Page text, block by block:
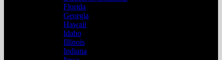
Florida
Georgia
Hawaii
Idaho
Illinois
Indiana